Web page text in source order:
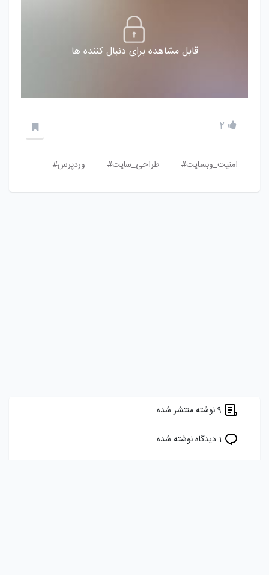
قابل مشاهده برای دنبال کننده ها
2
امنیت_وبسایت# طراحی_سایت# وردپرس#